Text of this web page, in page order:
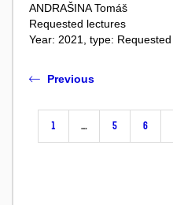
ANDRAŠINA Tomáš
Requested lectures
Year: 2021, type:
Previous
1 … 5 6